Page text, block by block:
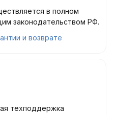
в полном
законодательством РФ.
и возврате
техподдержка